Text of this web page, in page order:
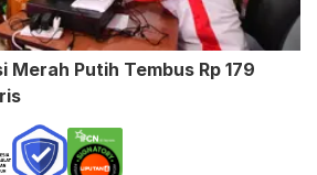
Merah Putih Tembus Rp 179